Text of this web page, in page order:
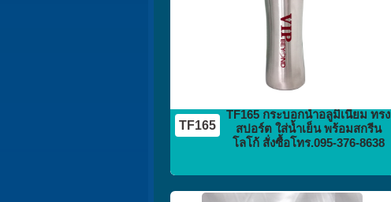
TF165
TF165 กระบอกน้ำอลูมิเนียม ทรง
สปอร์ต ใส่น้ำเย็น พร้อมสกรีน
โลโก้ สั่งซื้อโทร.095-376-8638